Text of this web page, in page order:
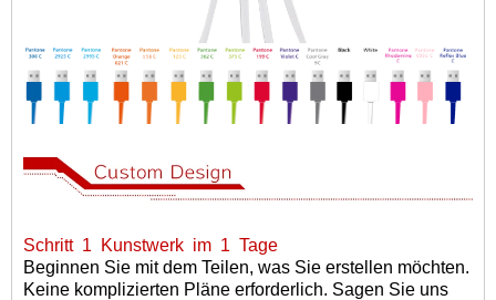
Schritt1 Kunstwerk im 1 Tage
Beginnen Sie mit dem Teilen, was Sie erstellen möchten.
Keine komplizierten Pläne erforderlich. Sagen Sie uns